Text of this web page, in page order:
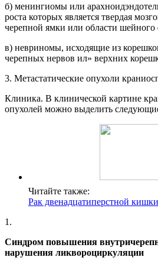
б) менингиомы или
роста которых является твердая
черепной ямки или области шейного
в) невриномы, исходящие из
черепных нервов ил» верхних
3. Метастатические опухоли
Клиника. В клинической картине
опухолей можно выделить
Читайте также:
Рак двенадцатиперстной кишки
1.
Синдром повышения
нарушения ликвороциркуляции